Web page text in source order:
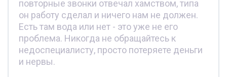
повторные звонки отвечал хамством, типа
он работу сделал и ничего нам не должен.
Есть там вода или нет - это уже не его
проблема. Никогда не обращайтесь к
недоспециалисту, просто потеряете деньги
и нервы.